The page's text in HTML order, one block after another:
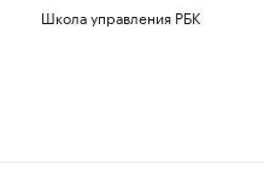
Школа управления РБК